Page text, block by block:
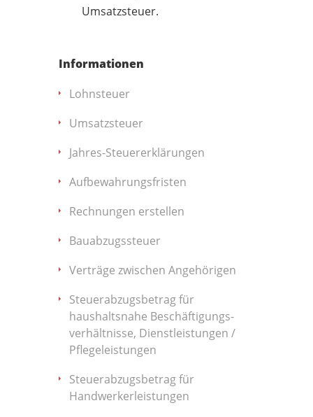
Umsatzsteuer.
Informationen
Lohnsteuer
Umsatzsteuer
Jahres-Steuererklärungen
Aufbewahrungsfristen
Rechnungen erstellen
Bauabzugssteuer
Verträge zwischen Angehörigen
Steuerabzugsbetrag für
haushaltsnahe Beschäftigungs­
verhältnisse, Dienstleistungen /
Pflegeleistungen
Steuerabzugsbetrag für
Handwerkerleistungen